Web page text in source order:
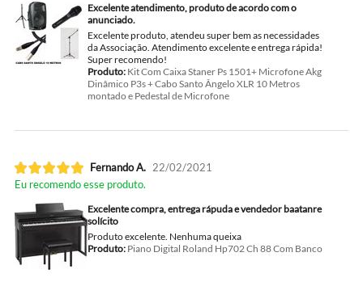
Excelente atendimento, produto de acordo com o
anunciado.
Excelente produto, atendeu super bem as necessidades
da Associação. Atendimento excelente e entrega rápida!
Super recomendo!
Produto:Kit Com Caixa Staner Ps 1501+ Microfone Akg
Dinâmico P3s + Cabo Santo Ângelo XLR 10 Metros
montado e Pedestal de Microfone
Fernando A. 22/02/2021
Eu recomendo esse produto.
Excelente compra, entrega rápuda e vendedor baatanre
solícito
Produto excelente. Nenhuma queixa
Produto:Piano Digital Roland Hp702 Ch 88 Com Banco